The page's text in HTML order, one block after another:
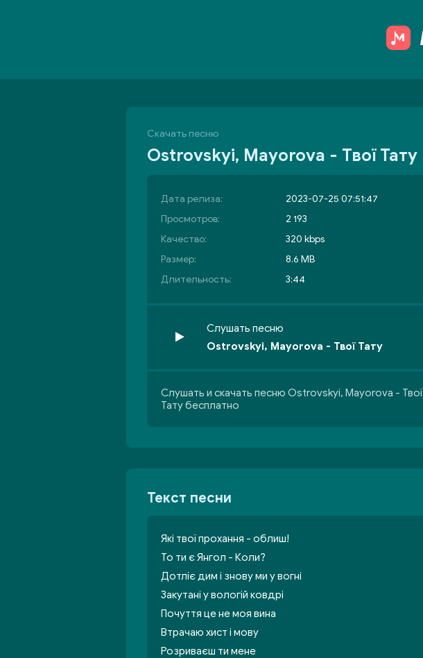
Скачать песню
Ostrovskyi, Mayorova - Твої Тату
Дата релиза:
2023-07-25 07:51:47
Просмотров:
2 193
Качество:
320 kbps
Размер:
8.6 MB
Длительность:
3:44
Слушать песню
Ostrovskyi, Mayorova - Твої Тату
Слушать и скачать песню Ostrovskyi, Mayorova - Твої
Тату бесплатно
Текст песни
Які твої прохання - облиш!
То ти є Янгол - Коли?
Дотліє дим і знову ми у вогні
Закутані у вологій ковдрі
Почуття це не моя вина
Втрачаю хист і мову
Розриваєш ти мене